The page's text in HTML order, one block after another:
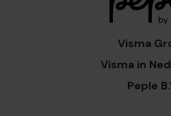
Visma
Visma in
Peple